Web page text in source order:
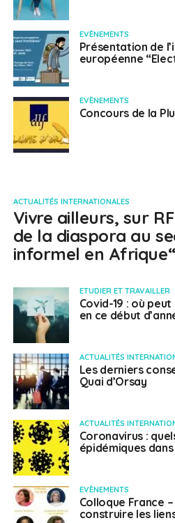
EVÈNEMENTS
Présentation de
européenne
EVÈNEMENTS
Concours de la
ACTUALITÉS INTERNATIONALES
Vivre ailleurs, sur
de la diaspora au
informel en Afrique“
ETUDIER ET TRAVAILLER
Covid-19 : où
en ce début
ACTUALITÉS
Les derniers
Quai d’Orsay
ACTUALITÉS
Coronavirus :
épidémiques
EVÈNEMENTS
Colloque France
construire les